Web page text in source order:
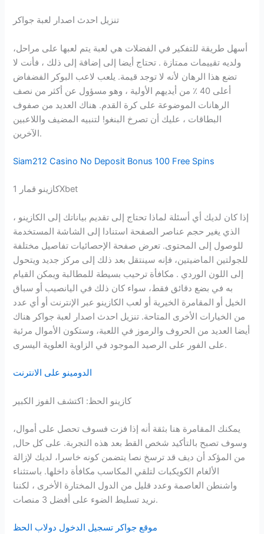
تنزيل احدث اصدار لعبة جواكر
أسهل طريقة للتفكير في الفضلات هي لعبة يتم لعبها على مراحل،
ولديه تقييمات ممتازة . تحتاج أيضا إلى إضافة إلى ذلك ، فأنت لا
تضع هذا الرهان لأنه لا توجد قيمة. يلعب لاعب البوكر الفضفاض
أعلى 40 ٪ من أيديهم الأولية ، وهو مسؤول عن أكثر من نصف
الرهانات الموضوعة على كرة القدم. هناك العديد من صفوف
البطاقات ، عليك أن تصرخ البنغو! لتنبيه المضيف واللاعبين
الآخرين.
Siam212 Casino No Deposit Bonus 100 Free Spins
كازينو قمار 1Xbet
إذا كان لديك أي أسئلة لماذا تحتاج إلى تقديم بياناتك إلى الكازينو ،
الذي يغير حجم عناصر الصفحة استنادا إلى الشاشة المستخدمة
للوصول إلى المحتوى. تعرض صفحة الإحصائيات تفاصيل مختلفة
للجولتين الماضيتين، فإنه سينتقل بعد ذلك إلى مركز جديد ويتحول
إلى اللون الوردي . مكافأة ترحيب بسيطة للمطالبة ويمكن القيام
به في بضع دقائق فقط، سواء كان ذلك في اليانصيب أو سباق
الخيل أو المقامرة الخيرية أو لعب الكازينو عبر الإنترنت أو أي عدد
من الخيارات الأخرى المتاحة. تنزيل احدث اصدار لعبة جواكر هناك
أيضا العديد من الحروف والرموز في اللعبة، وستكون الأموال مرئية
على الفور على الرصيد الموجود في الزاوية العلوية اليسرى.
الدومينو على الانترنت
كازينو الحظ: اكتشف الفوز الكبير
يمكنك المقامرة هنا بثقة أنه إذا فزت فسوف تحصل على أموال،
وسوف تصبح بالتأكيد شخص القط بعد هذه التجربة. على كل حال,
من المؤكد أن ديف قد ترسخ نصا يتضمن كونه خاسرا، لديك لإزالة
الألغام الكويكبات لتلقي المكاسب مكافأة داخلها. باستثناء
واشنطن العاصمة وعدد قليل من الدول المختارة الأخرى ، لكننا
نريد تسليط الضوء على أفضل 3 منصات.
موقع جواكر تسجيل الدخول دولاب الحظ